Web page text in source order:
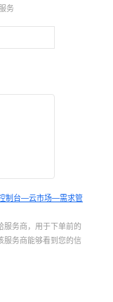
务
制台—云市场—需求管
服务商，用于下单前的
服务商能够看到您的信